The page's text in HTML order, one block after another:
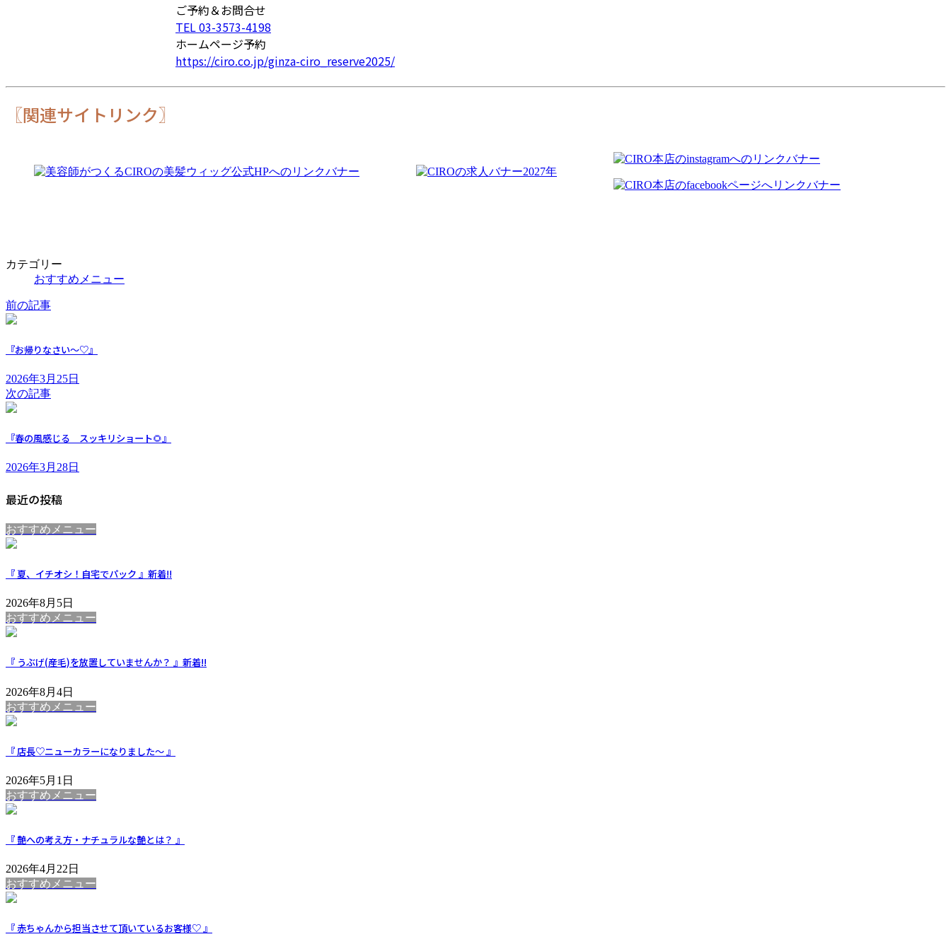
ご予約＆お問合せ
TEL 03-3573-4198
ホームページ予約
https://ciro.co.jp/ginza-ciro_reserve2025/
〖関連サイトリンク〗
カテゴリー
おすすめメニュー
前の記事
『お帰りなさい～♡』
2026年3月25日
次の記事
『春の風感じる スッキリショート🌻』
2026年3月28日
最近の投稿
おすすめメニュー
『 夏、イチオシ！自宅でパック 』 新着!!
2026年8月5日
おすすめメニュー
『 うぶげ(産毛)を放置していませんか？ 』 新着!!
2026年8月4日
おすすめメニュー
『 店長♡ニューカラーになりました～ 』
2026年5月1日
おすすめメニュー
『 艶への考え方・ナチュラルな艶とは？ 』
2026年4月22日
おすすめメニュー
『 赤ちゃんから担当させて頂いているお客様♡ 』